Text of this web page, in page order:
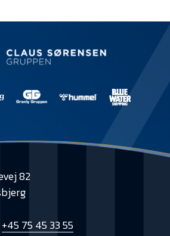
82
+45 75 45 33 55